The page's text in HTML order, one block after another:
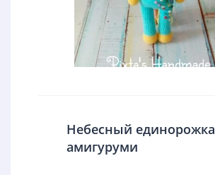
Небесный единорожка
амигуруми